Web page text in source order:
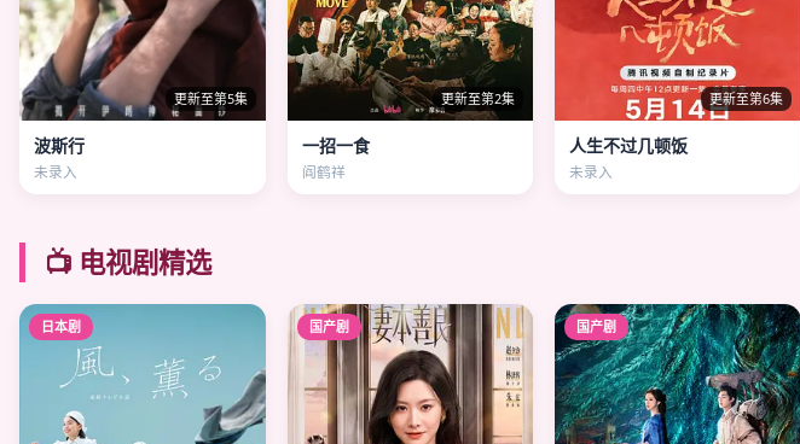
更新至第5集
波斯行
未录入
更新至第2集
一招一食
阎鹤祥
更新至第6集
人生不过几顿饭
未录入
📺 电视剧精选
日本剧 国产剧 国产剧